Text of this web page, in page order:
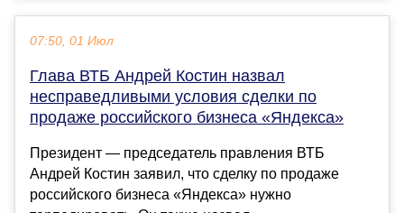
07:50, 01 Июл
Глава ВТБ Андрей Костин назвал
несправедливыми условия сделки по
продаже российского бизнеса «Яндекса»
Президент — председатель правления ВТБ
Андрей Костин заявил, что сделку по продаже
российского бизнеса «Яндекса» нужно